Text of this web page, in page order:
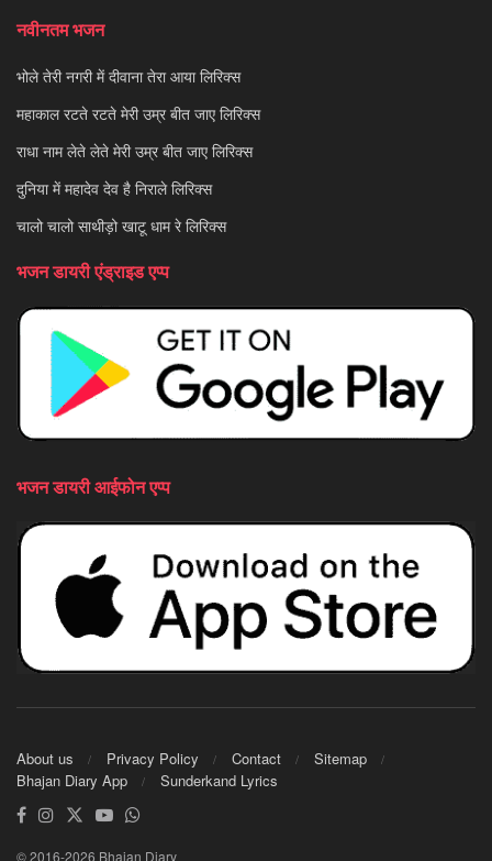
नवीनतम भजन
भोले तेरी नगरी में दीवाना तेरा आया लिरिक्स
महाकाल रटते रटते मेरी उम्र बीत जाए लिरिक्स
राधा नाम लेते लेते मेरी उम्र बीत जाए लिरिक्स
दुनिया में महादेव देव है निराले लिरिक्स
चालो चालो साथीड़ो खाटू धाम रे लिरिक्स
भजन डायरी एंड्राइड एप्प
भजन डायरी आईफोन एप्प
About us Privacy Policy Contact
Sitemap
Bhajan Diary App
Sunderkand Lyrics
© 2016-2026 Bhajan Diary